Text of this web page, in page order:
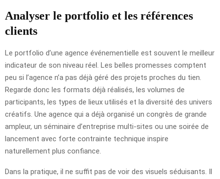
Analyser le portfolio et les références
clients
Le portfolio d’une agence événementielle est souvent le meilleur
indicateur de son niveau réel. Les belles promesses comptent
peu si l’agence n’a pas déjà géré des projets proches du tien.
Regarde donc les formats déjà réalisés, les volumes de
participants, les types de lieux utilisés et la diversité des univers
créatifs. Une agence qui a déjà organisé un congrès de grande
ampleur, un séminaire d’entreprise multi-sites ou une soirée de
lancement avec forte contrainte technique inspire
naturellement plus confiance.
Dans la pratique, il ne suffit pas de voir des visuels séduisants. Il